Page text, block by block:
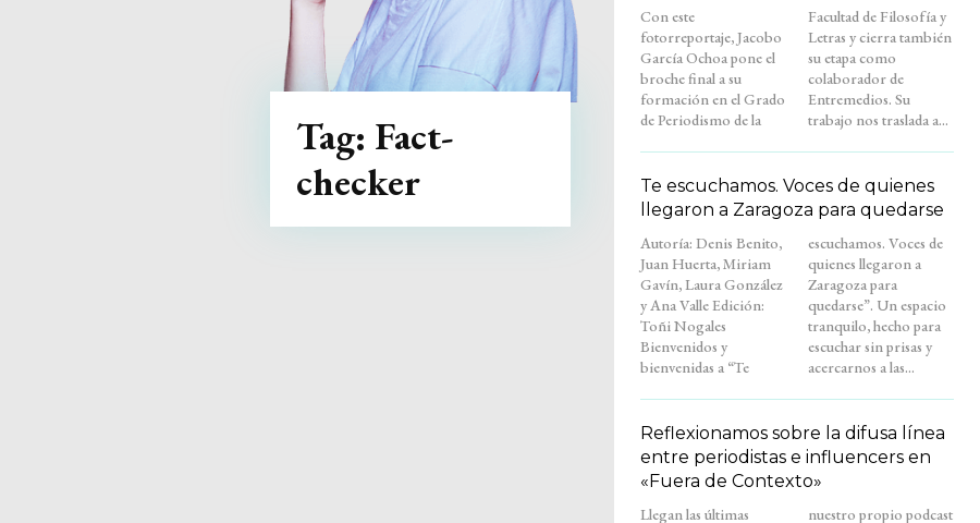
Tag: Fact-
checker
Con este
fotorreportaje, Jacobo
García Ochoa pone el
broche final a su
formación en el Grado
de Periodismo de la
Facultad de Filosofía y
Letras y cierra también
su etapa como
colaborador de
Entremedios. Su
trabajo nos traslada a...
Te escuchamos. Voces de quienes
llegaron a Zaragoza para quedarse
Autoría: Denis Benito,
Juan Huerta, Miriam
Gavín, Laura González
y Ana Valle Edición:
Toñi Nogales
Bienvenidos y
bienvenidas a “Te
escuchamos. Voces de
quienes llegaron a
Zaragoza para
quedarse”. Un espacio
tranquilo, hecho para
escuchar sin prisas y
acercarnos a las...
Reflexionamos sobre la difusa línea
entre periodistas e influencers en
«Fuera de Contexto»
Llegan las últimas
nuestro propio podcast